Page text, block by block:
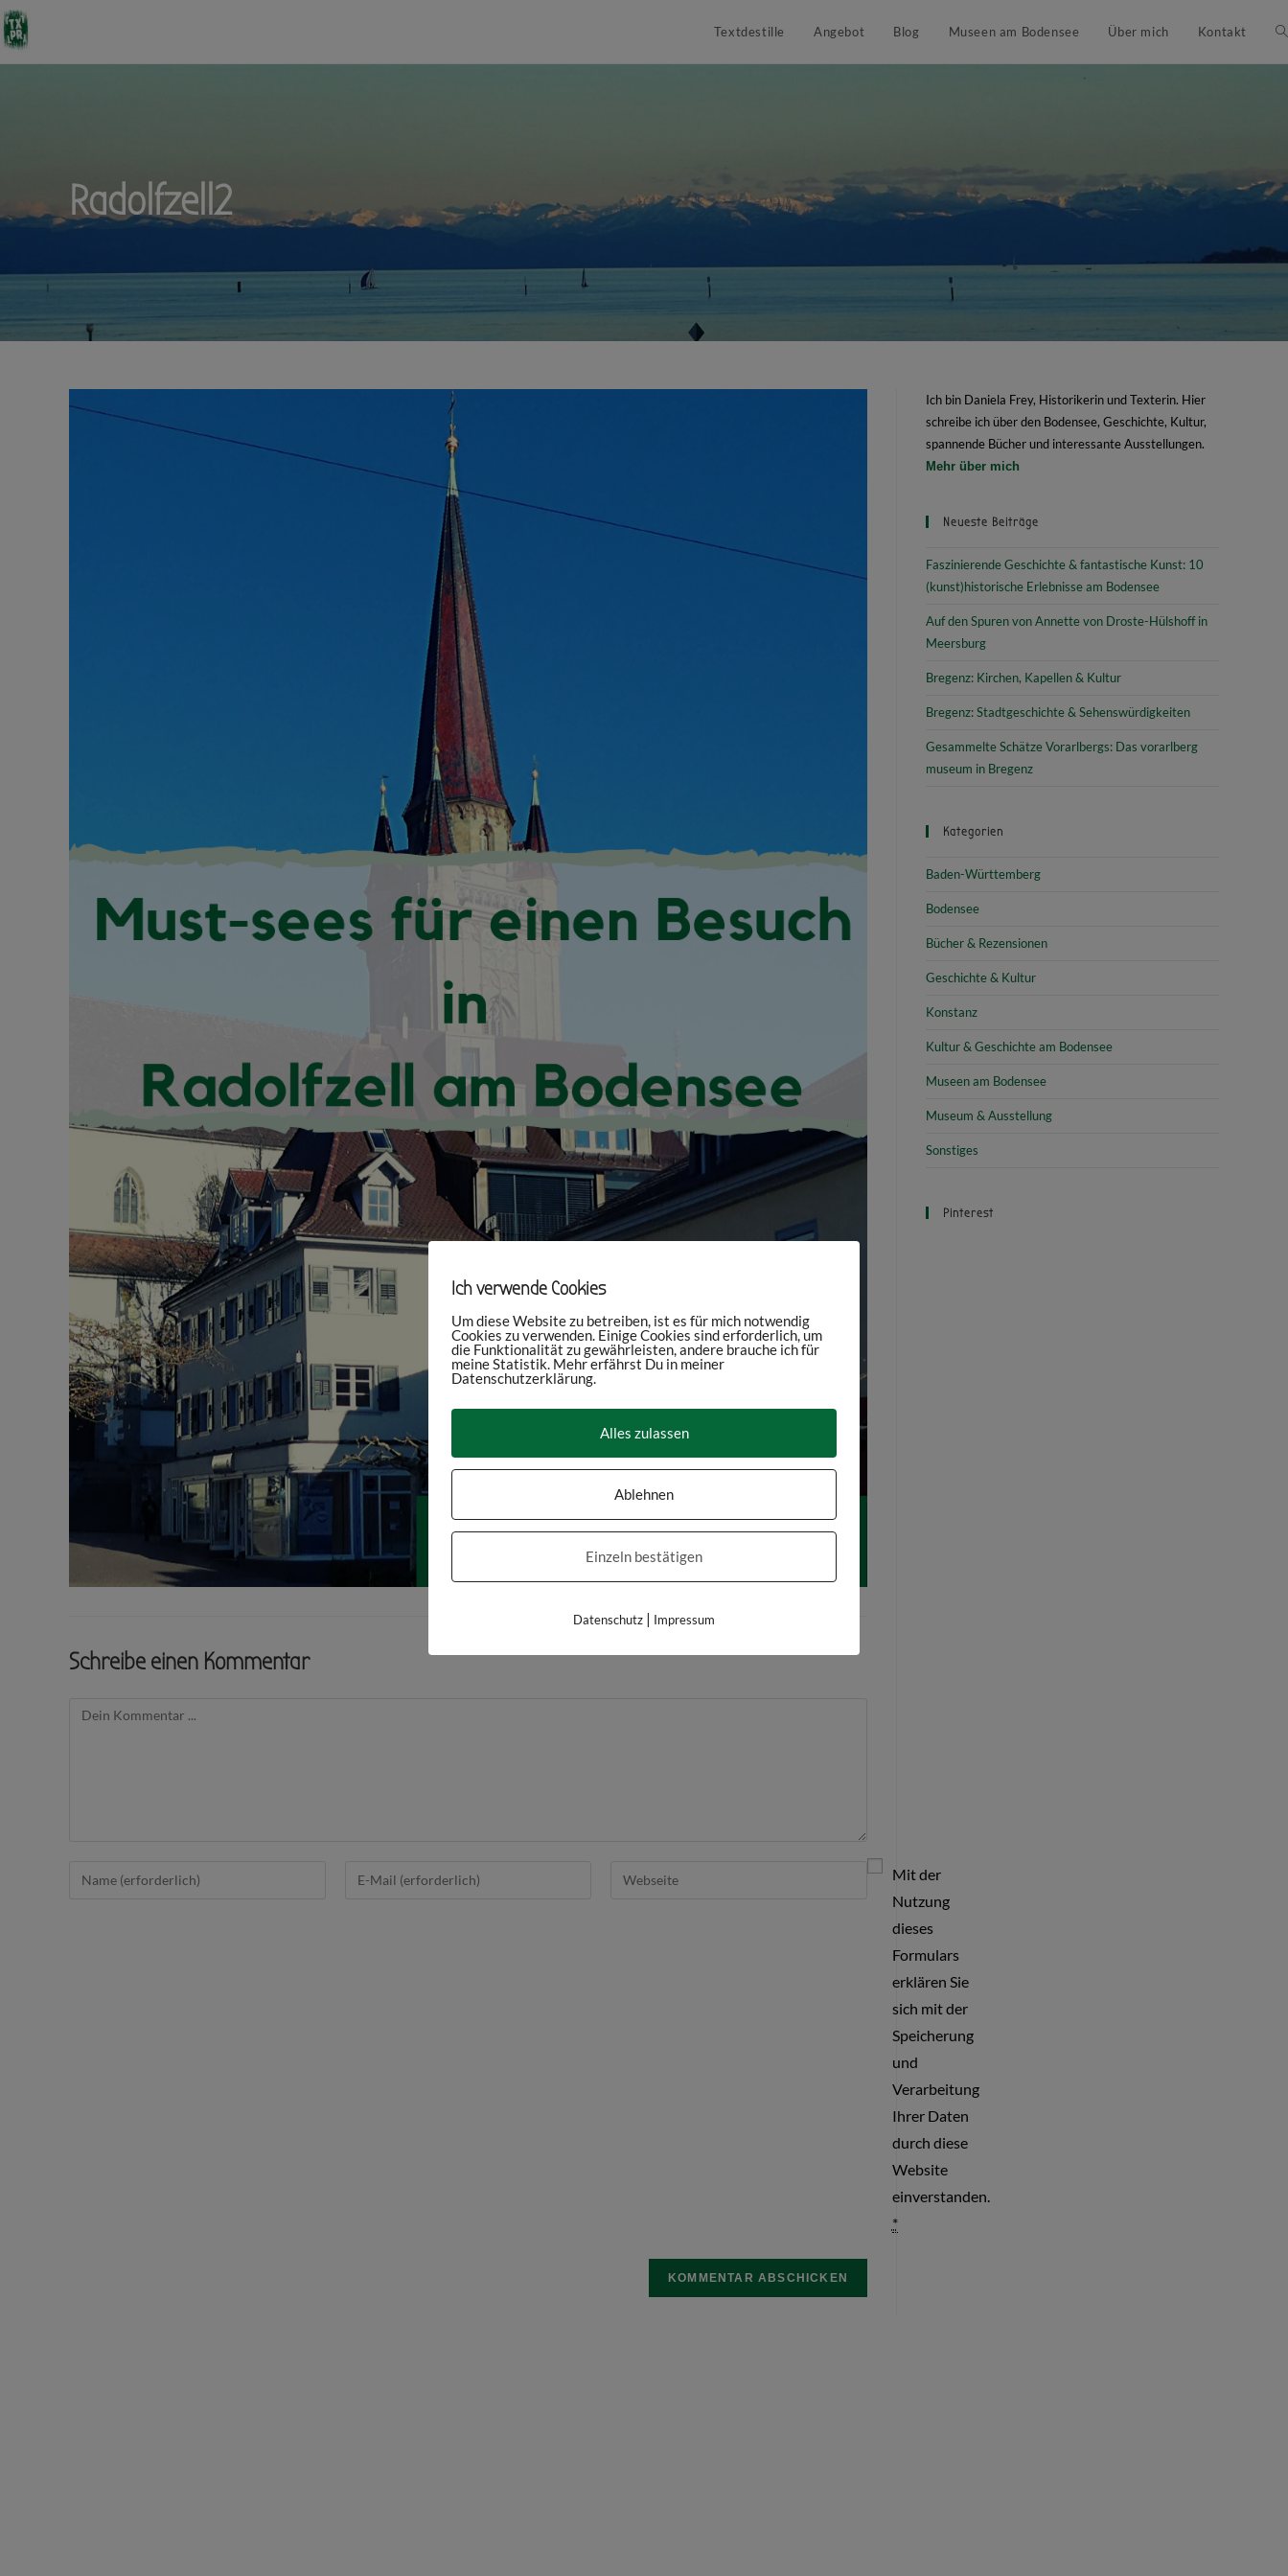
Textdestille Angebot Blog Museen am Bodensee Über mich Kontakt
Radolfzell2
Schreibe einen Kommentar
Mit der
Nutzung
dieses
Formulars
erklären Sie
sich mit der
Speicherung
und
Verarbeitung
Ihrer Daten
durch diese
Website
einverstanden.
*
Ich bin Daniela Frey, Historikerin und Texterin. Hier
schreibe ich über den Bodensee, Geschichte, Kultur,
spannende Bücher und interessante Ausstellungen.
Mehr über mich
Neueste Beiträge
Faszinierende Geschichte & fantastische Kunst: 10
(kunst)historische Erlebnisse am Bodensee
Auf den Spuren von Annette von Droste-Hülshoff in
Meersburg
Bregenz: Kirchen, Kapellen & Kultur
Bregenz: Stadtgeschichte & Sehenswürdigkeiten
Gesammelte Schätze Vorarlbergs: Das vorarlberg
museum in Bregenz
Kategorien
Baden-Württemberg
Bodensee
Bücher & Rezensionen
Geschichte & Kultur
Konstanz
Kultur & Geschichte am Bodensee
Museen am Bodensee
Museum & Ausstellung
Sonstiges
Pinterest
Ich verwende Cookies
Um diese Website zu betreiben, ist es für mich notwendig
Cookies zu verwenden. Einige Cookies sind erforderlich, um
die Funktionalität zu gewährleisten, andere brauche ich für
meine Statistik. Mehr erfährst Du in meiner
Datenschutzerklärung.
Alles zulassen
Ablehnen
Einzeln bestätigen
Datenschutz | Impressum